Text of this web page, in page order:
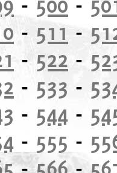
- 511 -
- 522 -
- 533 -
- 544 -
- 555 -